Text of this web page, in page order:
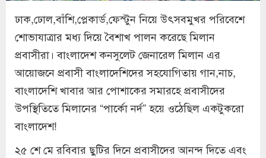
ঢাক,ঢোল,বাঁশি,প্লেকার্ড,ফেস্টুন নিয়ে উৎসবমুখর পরিবেশে
শোভাযাত্রার মধ্য দিয়ে বৈশাখ পালন করেছে মিলান
প্রবাসীরা। বাংলাদেশ কনসুলেট জেনারেল মিলান এর
আয়োজনে প্রবাসী বাংলাদেশিদের সহযোগিতায় গান,নাচ,
বাংলাদেশি খাবার আর পোশাকের সমারহে প্রবাসীদের
উপস্থিতিতে মিলানের “পার্কো নর্দ” হয়ে ওঠেছিল একটুকরো
বাংলাদেশ!
২৫ শে মে রবিবার ছুটির দিনে প্রবাসীদের আনন্দ দিতে এবং